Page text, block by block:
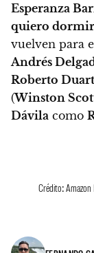
Esperanza
quiero dormir
vuelven para
Andrés
Roberto
(Winston
Dávila como
Crédito: Amazon